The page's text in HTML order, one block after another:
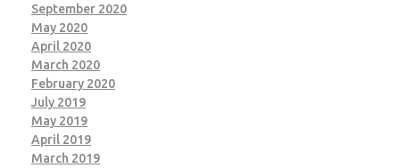
September 2020
May 2020
April 2020
March 2020
February 2020
July 2019
May 2019
April 2019
March 2019